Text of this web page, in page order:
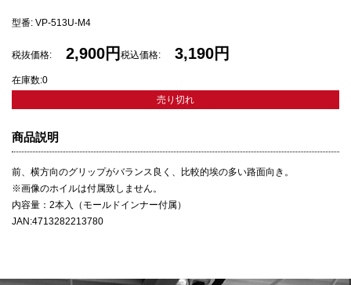
型番: VP-513U-M4
税抜価格: 2,900円 税込価格: 3,190円
在庫数:0
売り切れ
商品説明
前、横方向のグリップがバランス良く、比較的埃の多い路面向き。
※画像のホイルは付属致しません。
内容量：2本入（モールドインナー付属）
JAN:4713282213780